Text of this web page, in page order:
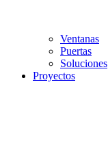
Ventanas
Puertas
Soluciones
Proyectos